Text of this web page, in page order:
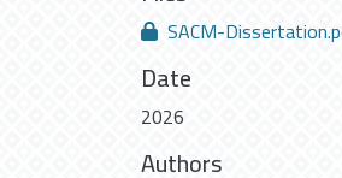
SACM-
Date
2026
Authors